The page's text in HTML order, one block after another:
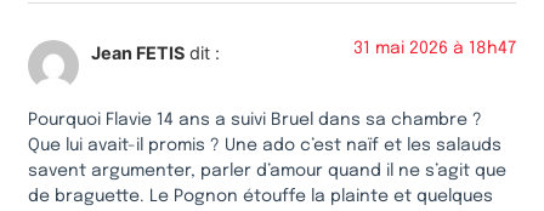
Jean FETIS dit : 31 mai 2026 à 18h47
Pourquoi Flavie 14 ans a suivi Bruel dans sa chambre ?
Que lui avait-il promis ? Une ado c’est naïf et les salauds
savent argumenter, parler d’amour quand il ne s’agit que
de braguette. Le Pognon étouffe la plainte et quelques